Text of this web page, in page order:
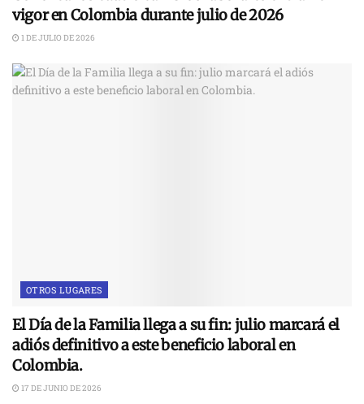
vigor en Colombia durante julio de 2026
1 DE JULIO DE 2026
OTROS LUGARES
El Día de la Familia llega a su fin: julio marcará el
adiós definitivo a este beneficio laboral en
Colombia.
17 DE JUNIO DE 2026